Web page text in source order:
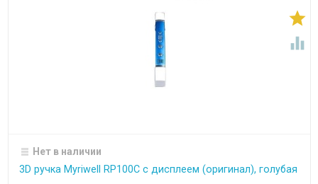


Нет в наличии
3D ручка Myriwell RP100C с дисплеем (оригинал), голубая